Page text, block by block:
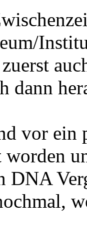
dann
vor ein
DNA